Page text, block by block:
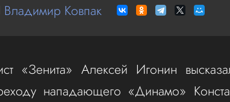
Владимир Ковпак
«Зенита» Алексей Игонин
нападающего «Динамо»